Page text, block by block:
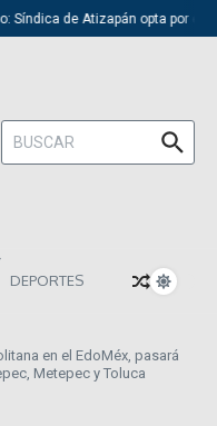
Síndica de Atizapán opta por el
Buscar:
DEPORTES
en el EdoMéx, pasará
Metepec y Toluca